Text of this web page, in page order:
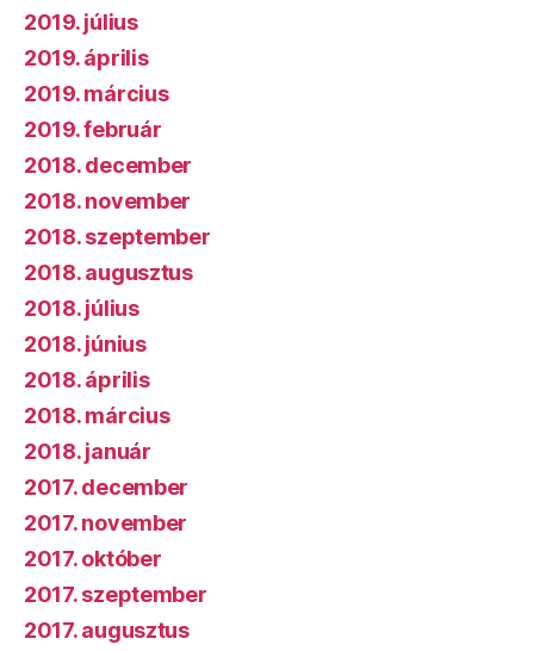
2019. július
2019. április
2019. március
2019. február
2018. december
2018. november
2018. szeptember
2018. augusztus
2018. július
2018. június
2018. április
2018. március
2018. január
2017. december
2017. november
2017. október
2017. szeptember
2017. augusztus